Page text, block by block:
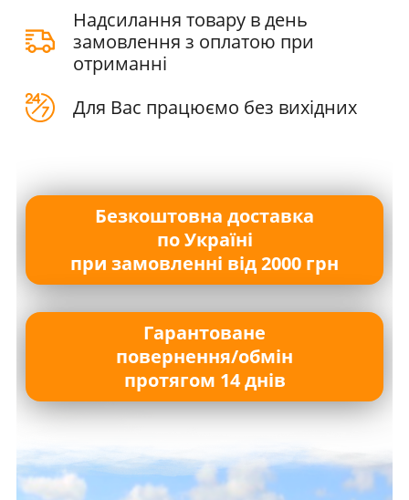
Надсилання товару в день
замовлення з оплатою при
отриманні
Для Вас працюємо без вихідних
Безкоштовна доставка
по Україні
при замовленні від 2000 грн
Гарантоване
повернення/обмін
протягом 14 днів